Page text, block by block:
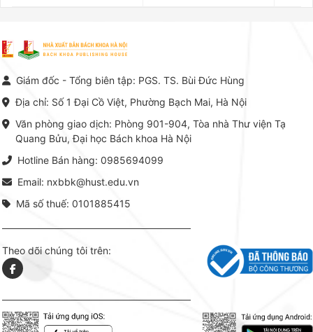
vực Hóa học phân tích tại Việt
Nam hiện nay. Bộ sách mang
đến một hệ thống tri thức hoàn
thuật thực hành -> Ứng dụng
khoa Hà Nội ấn hành cả hai
lý. Các
Giám đốc - Tổng biên tập: PGS. TS. Bùi Đức Hùng
Địa chỉ: Số 1 Đại Cồ Việt, Phường Bạch Mai, Hà Nội
Văn phòng giao dịch: Phòng 901-904, Tòa nhà Thư viện Tạ
Quang Bửu, Đại học Bách khoa Hà Nội
Hotline Bán hàng: 0985694099
Email: nxbbk@hust.edu.vn
Mã số thuế: 0101885415
Theo dõi chúng tôi trên: